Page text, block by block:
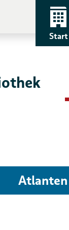
Start
Atlanten